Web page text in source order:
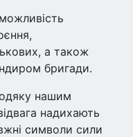
а також
бригади.
нашим
надихають
символи сили